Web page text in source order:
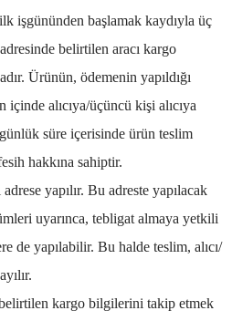
işgününden başlamak kaydıyla üç
belirtilen aracı kargo
Ürünün, ödemenin yapıldığı
alıcıya/üçüncü kişi alıcıya
süre içerisinde ürün teslim
hakkına sahiptir.
yapılır. Bu adreste yapılacak
uyarınca, tebligat almaya yetkili
de yapılabilir. Bu halde teslim, alıcı/
kargo bilgilerini takip etmek